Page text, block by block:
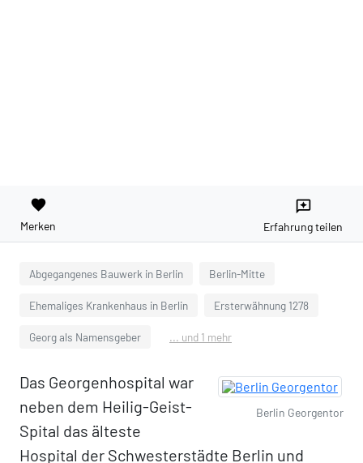
favorite
Merken
reviews
Erfahrung teilen
Abgegangenes Bauwerk in Berlin Berlin-Mitte
Ehemaliges Krankenhaus in Berlin Ersterwähnung 1278
Georg als Namensgeber ... und 1 mehr
Berlin Georgentor
Das Georgenhospital war
neben dem Heilig-Geist-
Spital das älteste
Hospital der Schwesterstädte Berlin und